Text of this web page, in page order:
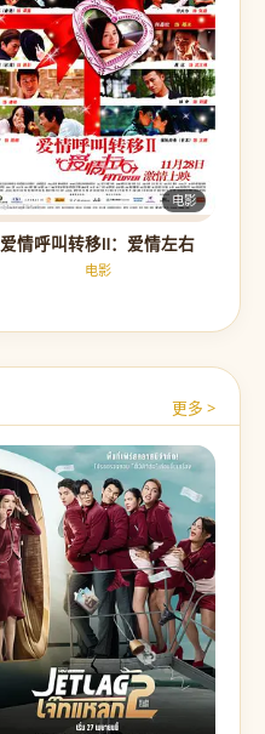
电影
爱情呼叫转移Ⅱ：爱情左右
电影
更多 >